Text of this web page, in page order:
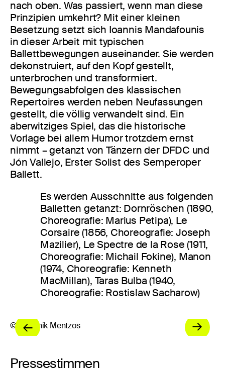
nach oben. Was passiert, wenn man diese
Prinzipien umkehrt? Mit einer kleinen
Besetzung setzt sich Ioannis Mandafounis
in dieser Arbeit mit typischen
Ballettbewegungen auseinander. Sie werden
dekonstruiert, auf den Kopf gestellt,
unterbrochen und transformiert.
Bewegungsabfolgen des klassischen
Repertoires werden neben Neufassungen
gestellt, die völlig verwandelt sind. Ein
aberwitziges Spiel, das die historische
Vorlage bei allem Humor trotzdem ernst
nimmt – getanzt von Tänzern der DFDC und
Jón Vallejo, Erster Solist des Semperoper
Ballett.
Es werden Ausschnitte aus folgenden
Balletten getanzt: Dornröschen (1890,
Choreografie: Marius Petipa), Le
Corsaire (1856, Choreografie: Joseph
Mazilier), Le Spectre de la Rose (1911,
Choreografie: Michail Fokine), Manon
(1974, Choreografie: Kenneth
MacMillan), Taras Bulba (1940,
Choreografie: Rostislaw Sacharow)
© Dominik Mentzos
Pressestimmen